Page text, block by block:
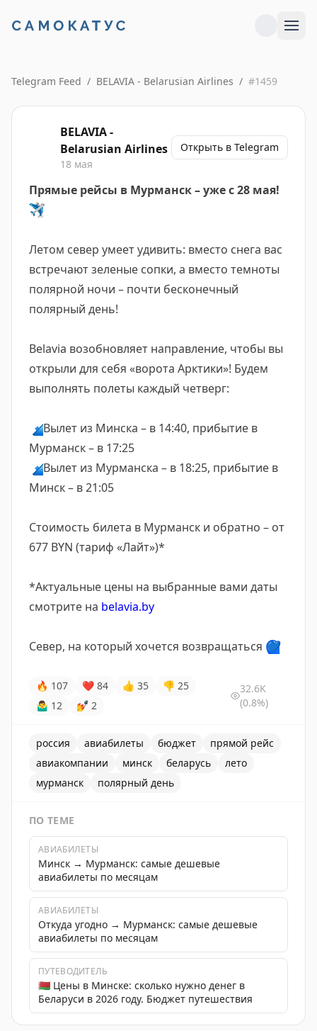
Telegram Feed / BELAVIA - Belarusian Airlines / #1459
BELAVIA -
Belarusian Airlines
18 мая
Открыть в Telegram
Прямые рейсы в Мурманск – уже с 28 мая!
✈️
Летом север умеет удивить: вместо снега вас
встречают зеленые сопки, а вместо темноты
полярной ночи – почти бесконечный
полярный день!
Belavia возобновляет направление, чтобы вы
открыли для себя «ворота Арктики»! Будем
выполнять полеты каждый четверг:
🔹Вылет из Минска – в 14:40, прибытие в
Мурманск – в 17:25
🔹Вылет из Мурманска – в 18:25, прибытие в
Минск – в 21:05
Стоимость билета в Мурманск и обратно – от
677 BYN (тариф «Лайт»)*
*Актуальные цены на выбранные вами даты
смотрите на belavia.by
Север, на который хочется возвращаться 💙
🔥 107 ❤ 84 👍 35 👎 25
🤷‍♂ 12 💅 2
32.6K
(0.8%)
россия авиабилеты бюджет
прямой рейс
авиакомпании
минск беларусь
лето
мурманск
полярный день
ПО ТЕМЕ
АВИАБИЛЕТЫ
Минск → Мурманск: самые дешевые
авиабилеты по месяцам
АВИАБИЛЕТЫ
Откуда угодно → Мурманск: самые дешевые
авиабилеты по месяцам
ПУТЕВОДИТЕЛЬ
🇧🇾 Цены в Минске: сколько нужно денег в
Беларуси в 2026 году. Бюджет путешествия